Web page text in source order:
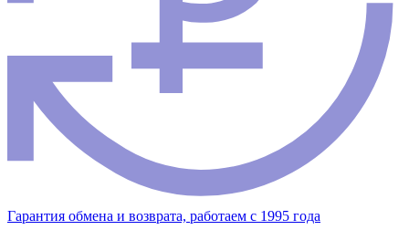
Гарантия обмена и возврата, работаем с 1995 года